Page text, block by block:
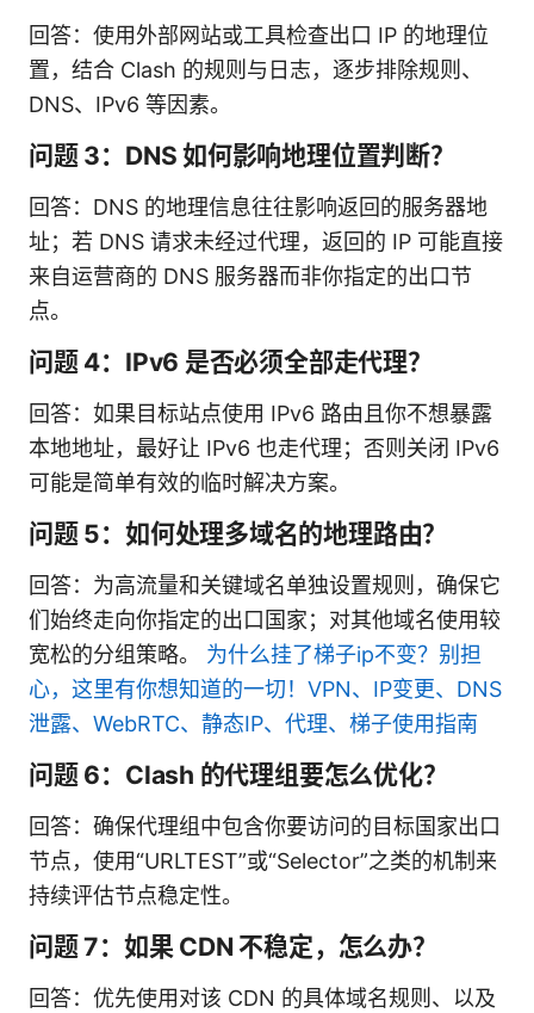
回答：使用外部网站或工具检查出口 IP 的地理位
置，结合 Clash 的规则与日志，逐步排除规则、
DNS、IPv6 等因素。
问题 3：DNS 如何影响地理位置判断？
回答：DNS 的地理信息往往影响返回的服务器地
址；若 DNS 请求未经过代理，返回的 IP 可能直接
来自运营商的 DNS 服务器而非你指定的出口节
点。
问题 4：IPv6 是否必须全部走代理？
回答：如果目标站点使用 IPv6 路由且你不想暴露
本地地址，最好让 IPv6 也走代理；否则关闭 IPv6
可能是简单有效的临时解决方案。
问题 5：如何处理多域名的地理路由？
回答：为高流量和关键域名单独设置规则，确保它
们始终走向你指定的出口国家；对其他域名使用较
宽松的分组策略。 为什么挂了梯子ip不变？别担
心，这里有你想知道的一切！VPN、IP变更、DNS
泄露、WebRTC、静态IP、代理、梯子使用指南
问题 6：Clash 的代理组要怎么优化？
回答：确保代理组中包含你要访问的目标国家出口
节点，使用“URLTEST”或“Selector”之类的机制来
持续评估节点稳定性。
问题 7：如果 CDN 不稳定，怎么办？
回答：优先使用对该 CDN 的具体域名规则、以及